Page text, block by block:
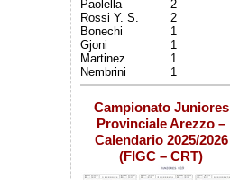
Paolella
2
Rossi Y. S.
2
Bonechi
1
Gjoni
1
Martinez
1
Nembrini
1
Campionato Juniores
Provinciale Arezzo –
Calendario 2025/2026
(FIGC – CRT)